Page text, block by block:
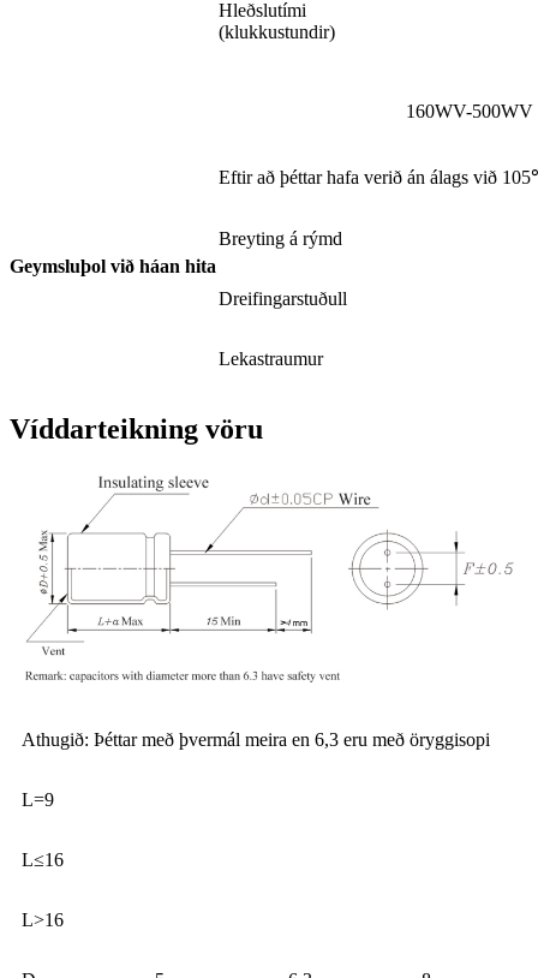
Hleðslutími
(klukkustundir)
160WV-500WV
Geymsluþol við háan hita
Eftir að þéttar hafa verið án álags við
Breyting á rýmd
Dreifingarstuðull
Lekastraumur
Víddarteikning vöru
Athugið: Þéttar með þvermál meira en 6,3 eru með öryggisopi
L=9
L≤16
L>16